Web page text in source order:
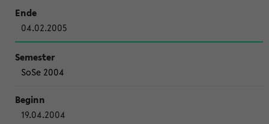
04.02.2005
SoSe 2004
19.04.2004